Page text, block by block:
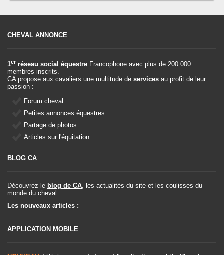
CHEVAL ANNONCE
1er réseau social équestre Francophone avec plus de 200.000
membres inscrits.
CA propose aux cavaliers une multitude de services au profit de leur
passion :
Forum cheval
Petites annonces équestres
Partage de photos
Articles sur l'équitation
BLOG CA
Découvrez le blog de CA, les actualités du site et les coulisses du
monde du cheval.
Les nouveaux articles :
APPLICATION MOBILE